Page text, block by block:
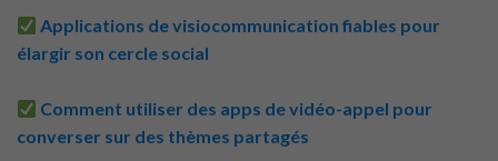
Applications de visiocommunication fiables pour
élargir son cercle social
Comment utiliser des apps de vidéo-appel pour
converser sur des thèmes partagés